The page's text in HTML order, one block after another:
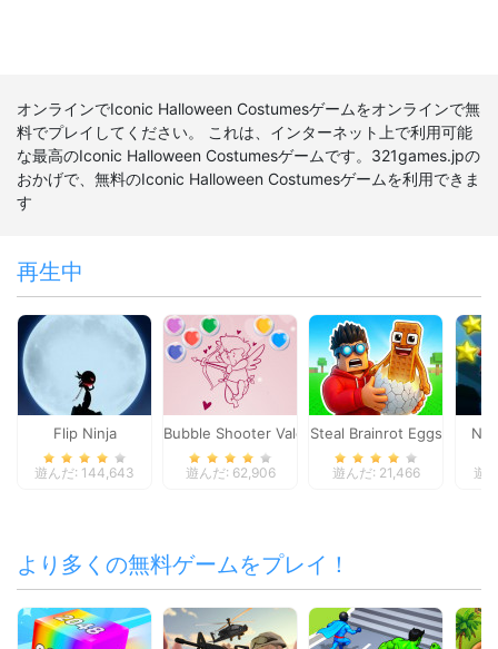
オンラインでIconic Halloween Costumesゲームをオンラインで無
料でプレイしてください。 これは、インターネット上で利用可能
な最高のIconic Halloween Costumesゲームです。321games.jpの
おかげで、無料のIconic Halloween Costumesゲームを利用できま
す
再生中
Flip Ninja
遊んだ: 144,643
Bubble Shooter Valentine
遊んだ: 62,906
Steal Brainrot Eggs
遊んだ: 21,466 遊
より多くの無料ゲームをプレイ！